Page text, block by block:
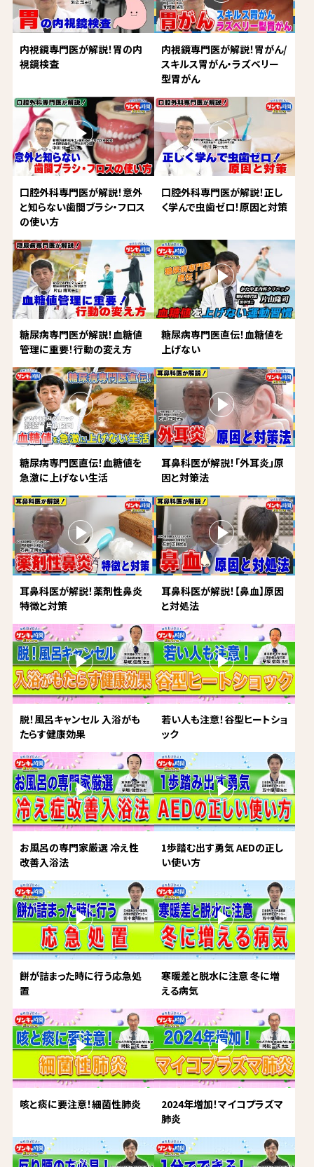
内視鏡専門医が解説！胃の内
視鏡検査
内視鏡専門医が解説！胃がん/
スキルス胃がん・ラズベリー
型胃がん
口腔外科専門医が解説！意外
と知らない歯間ブラシ・フロス
の使い方
口腔外科専門医が解説！正し
く学んで虫歯ゼロ！原因と対策
糖尿病専門医が解説！血糖値
管理に重要！行動の変え方
糖尿病専門医直伝！血糖値を
上げない
糖尿病専門医直伝！血糖値を
急激に上げない生活
耳鼻科医が解説！「外耳炎」原
因と対策法
耳鼻科医が解説！薬剤性鼻炎
特徴と対策
耳鼻科医が解説！【鼻血】原因
と対処法
脱！風呂キャンセル 入浴がも
たらす健康効果
若い人も注意！谷型ヒートショ
ック
お風呂の専門家厳選 冷え性
改善入浴法
1歩踏む出す勇気 AEDの正し
い使い方
餅が詰まった時に行う応急処
置
寒暖差と脱水に注意 冬に増
える病気
咳と痰に要注意！細菌性肺炎
2024年増加！マイコプラズマ
肺炎